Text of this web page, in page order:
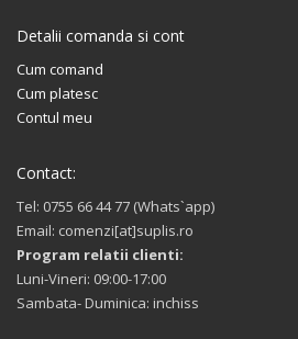
Detalii comanda si cont
Cum comand
Cum platesc
Contul meu
Contact:
Tel: 0755 66 44 77 (Whats`app)
Email: comenzi[at]suplis.ro
Program relatii clienti:
Luni-Vineri: 09:00-17:00
Sambata- Duminica: inchiss